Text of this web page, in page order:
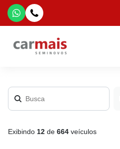
Exibindo 12 de 664 veículos